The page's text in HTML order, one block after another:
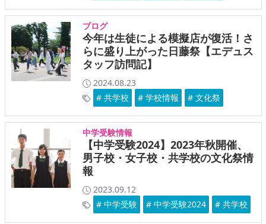
ブログ
今年は生徒による模擬店が復活！さ
らに盛り上がった日藤祭【エデュス
タッフ訪問記】
2024.08.23
# 共学校
# 学校情報 # 文化祭
中学受験情報
【中学受験2024】2023年秋開催、
男子校・女子校・共学校の文化祭情
報
2023.09.12
# 中学受験
# 中学受験2024 # 共学校